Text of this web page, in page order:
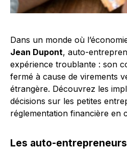
Dans un monde où
Jean Dupont, auto-
expérience troublante : son
fermé à cause de virements
étrangère. Découvrez les
décisions sur les petites
réglementation financière en
Les auto-